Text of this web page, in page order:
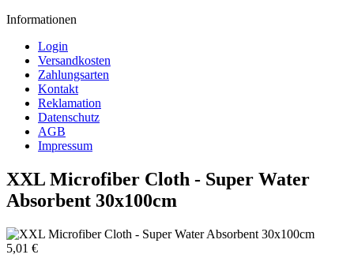
Informationen
Login
Versandkosten
Zahlungsarten
Kontakt
Reklamation
Datenschutz
AGB
Impressum
XXL Microfiber Cloth - Super Water
Absorbent 30x100cm
5,01 €